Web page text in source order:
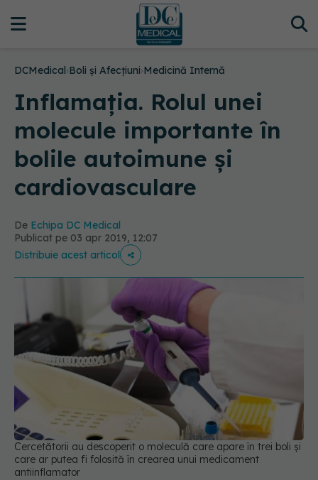
DCMedical›Boli și Afecțiuni›Medicină Internă
Inflamația. Rolul unei
molecule importante în
bolile autoimune și
cardiovasculare
De Echipa DC Medical
Publicat pe 03 apr 2019, 12:07
Distribuie acest articol
Cercetătorii au descoperit o moleculă care apare în trei boli și
care ar putea fi folosită în crearea unui medicament
antiinflamator